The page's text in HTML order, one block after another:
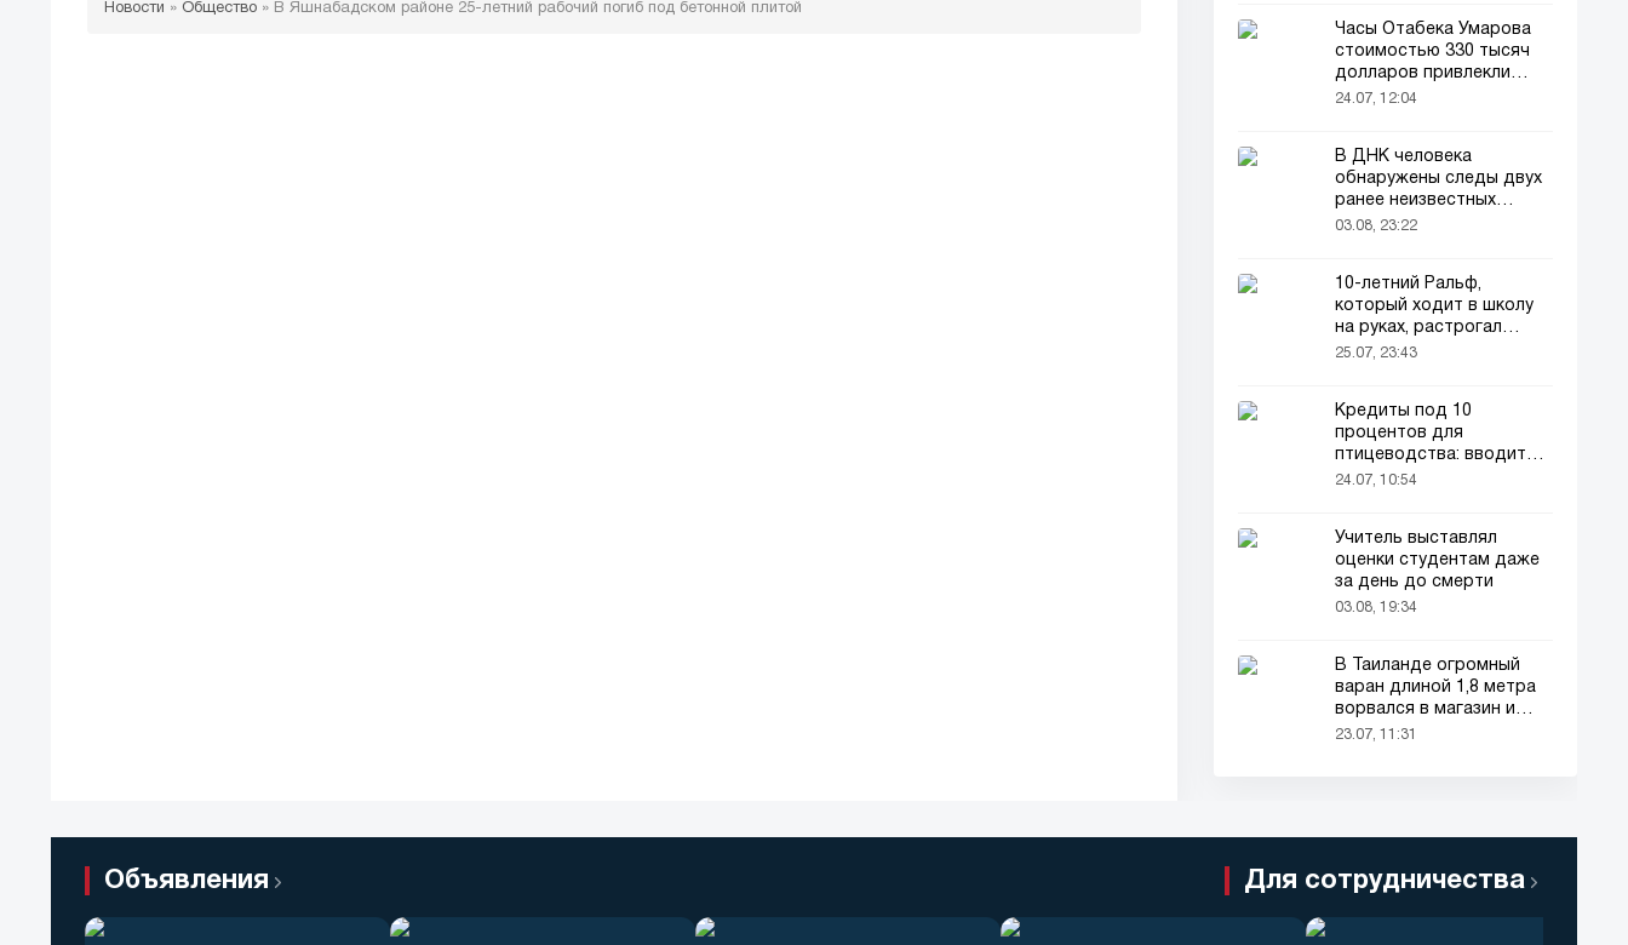
Новости » Общество » В Яшнабадском районе 25-летний рабочий погиб под бетонной плитой
Часы Отабека Умарова
стоимостью 330 тысяч
долларов привлекли
всеобщее внимание в
24.07, 12:04
В ДНК человека
обнаружены следы двух
ранее неизвестных
предков
03.08, 23:22
10-летний Ральф,
который ходит в школу
на руках, растрогал
пользователей соцсетей
25.07, 23:43
Кредиты под 10
процентов для
птицеводства: вводится
новый порядок
24.07, 10:54
Учитель выставлял
оценки студентам даже
за день до смерти
03.08, 19:34
В Таиланде огромный
варан длиной 1,8 метра
ворвался в магазин и
напугал покупателей
23.07, 11:31
Объявления Для сотрудничества